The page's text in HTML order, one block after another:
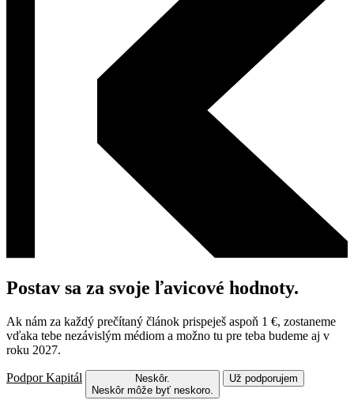
Postav sa za svoje ľavicové hodnoty.
Ak nám za každý prečítaný článok prispeješ aspoň 1 €, zostaneme
vďaka tebe nezávislým médiom a možno tu pre teba budeme aj v
roku 2027.
Podpor Kapitál
Neskôr.
Neskôr môže byť neskoro.
Už podporujem